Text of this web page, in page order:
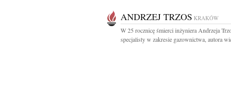
ANDRZEJ TRZOS KRAKÓW
W 25 rocznicę śmierci inżyniera Andrzeja
specjalisty w zakresie gazownictwa, autora